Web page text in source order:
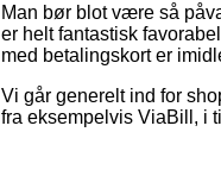
Man bør blot være så
er helt fantastisk
med betalingskort er
Vi går generelt ind for
fra eksempelvis ViaBill, i